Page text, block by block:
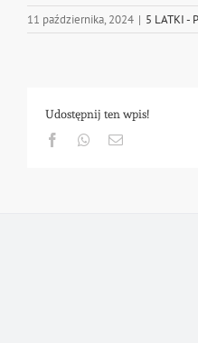
11 października, 2024 | 5 LATKI -
Udostępnij ten wpis!
FacebookWhatsapp
Email